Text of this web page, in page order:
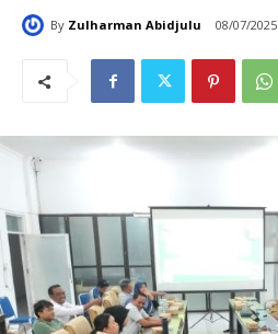
By Zulharman Abidjulu 08/07/2025